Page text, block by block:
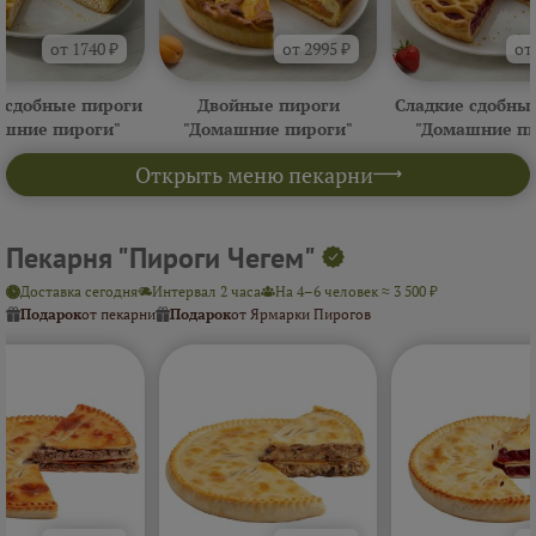
Открыть меню пекарни
от 1740 ₽
пироги
пироги"
от 2995 ₽
Двойные пироги
"Домашние пироги"
от
Сладкие
"Домашние
Пекарня "Пироги Чегем"
Доставка сегодня Интервал 2 часа
На 4–6 человек ≈ 3 500 ₽
Подарокот пекарни Подарокот Ярмарки Пирогов